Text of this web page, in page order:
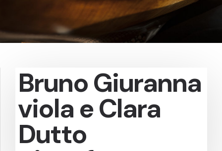
Bruno Giuranna
viola e Clara
Dutto